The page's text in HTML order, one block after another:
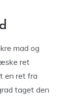
mad og
ret
en ret fra
taget den